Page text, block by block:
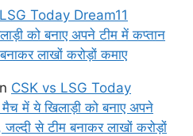
Today Dream11
को बनाए अपने टीम में कप्तान
लाखों करोड़ों कमाए
CSK vs LSG Today
में ये खिलाड़ी को बनाए अपने
से टीम बनाकर लाखों करोड़ों